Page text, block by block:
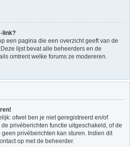
link?
een pagina die een overzicht geeft van de
lijst bevat alle beheerders en de
omtrent welke forums ze modereren.
ofwel ben je niet geregistreerd en/of
privéberichten functie uitgeschakeld, of de
privéberichten kan sturen. Indien dit
op met de beheerder.